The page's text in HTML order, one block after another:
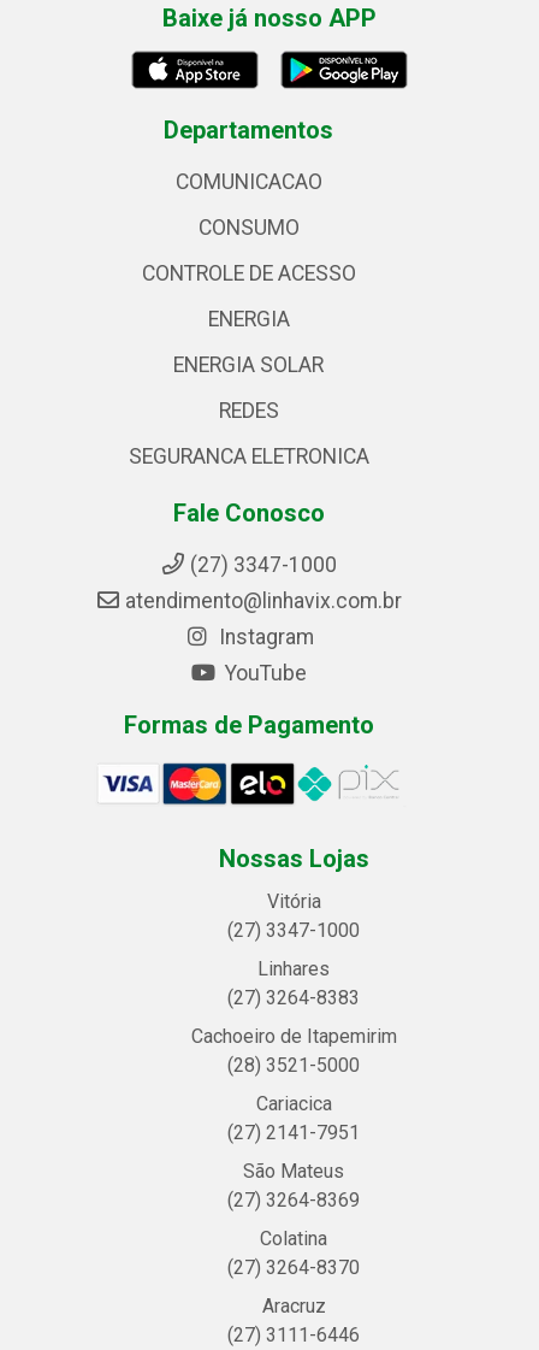
Baixe já nosso APP
Departamentos
COMUNICACAO
CONSUMO
CONTROLE DE ACESSO
ENERGIA
ENERGIA SOLAR
REDES
SEGURANCA ELETRONICA
Fale Conosco
(27) 3347-1000
atendimento@linhavix.com.br
Instagram
YouTube
Formas de Pagamento
Nossas Lojas
Vitória
(27) 3347-1000
Linhares
(27) 3264-8383
Cachoeiro de Itapemirim
(28) 3521-5000
Cariacica
(27) 2141-7951
São Mateus
(27) 3264-8369
Colatina
(27) 3264-8370
Aracruz
(27) 3111-6446